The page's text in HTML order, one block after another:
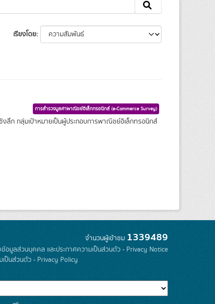
เรียงโดย
การสำรวจมูลค่าพาณิชย์อิเล็กทรอนิกส์ (e-Commerce Survey)
ลึก กลุ่มเป้าหมายเป็นผู้ประกอบการพาณิชย์อิเล็กทรอนิกส์
จำนวนผู้เข้าชม 1339489
อมูลส่วนบุคคล และประกาศความเป็นส่วนตัว - Privacy Notice
เป็นส่วนตัว - Privacy Policy